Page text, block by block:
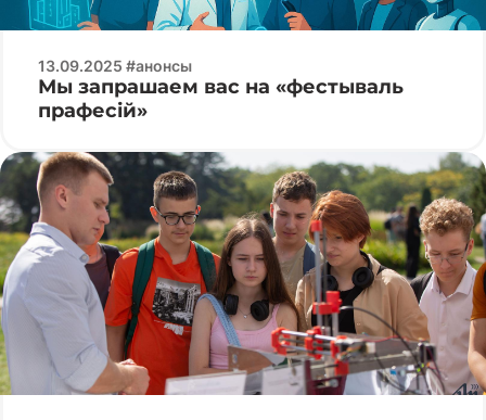
13.09.2025 #анонсы
Мы запрашаем вас на «фестываль
прафесій»